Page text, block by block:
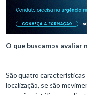
O que buscamos avaliar
São quatro
localização, se são